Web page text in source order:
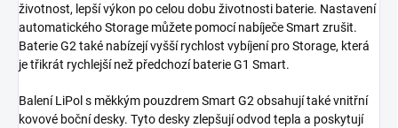
životnost, lepší výkon po celou dobu životnosti baterie. Nastavení
automatického Storage můžete pomocí nabíječe Smart zrušit.
Baterie G2 také nabízejí vyšší rychlost vybíjení pro Storage, která
je třikrát rychlejší než předchozí baterie G1 Smart.
Balení LiPol s měkkým pouzdrem Smart G2 obsahují také vnitřní
kovové boční desky. Tyto desky zlepšují odvod tepla a poskytují